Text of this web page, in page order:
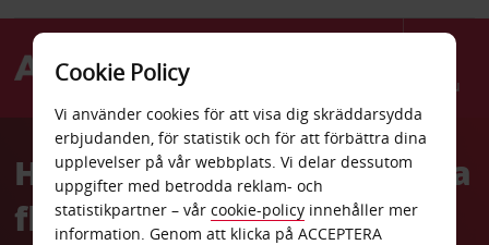
Menu
AvisHyrbil Comodoro Rivadavia
flygplats
Cookie Policy
Vi använder cookies för att visa dig skräddarsydda
erbjudanden, för statistik och för att förbättra dina
upplevelser på vår webbplats. Vi delar dessutom
uppgifter med betrodda reklam- och
statistikpartner – vår cookie-policy innehåller mer
information. Genom att klicka på ACCEPTERA